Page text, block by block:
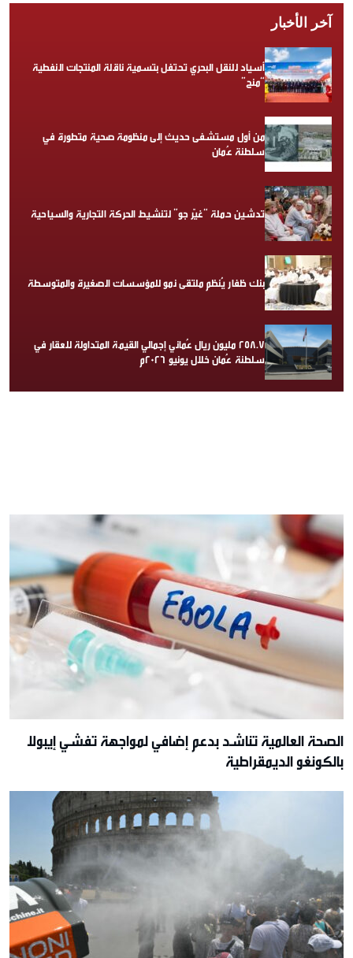
آخر الأخبار
أسياد للنقل البحري تحتفل بتسمية ناقلة المنتجات النفطية
“منح”
من أول مستشفى حديث إلى منظومة صحية متطورة في
سلطنة عُمان
تدشين حملة “غيّر جو” لتنشيط الحركة التجارية والسياحية
بنك ظفار يُنظم ملتقى نمو للمؤسسات الصغيرة والمتوسطة
258.7 مليون ريال عُماني إجمالي القيمة المتداولة للعقار في
سلطنة عُمان خلال يونيو 2026م
الصحة العالمية تناشد بدعم إضافي لمواجهة تفشي إيبولا
بالكونغو الديمقراطية